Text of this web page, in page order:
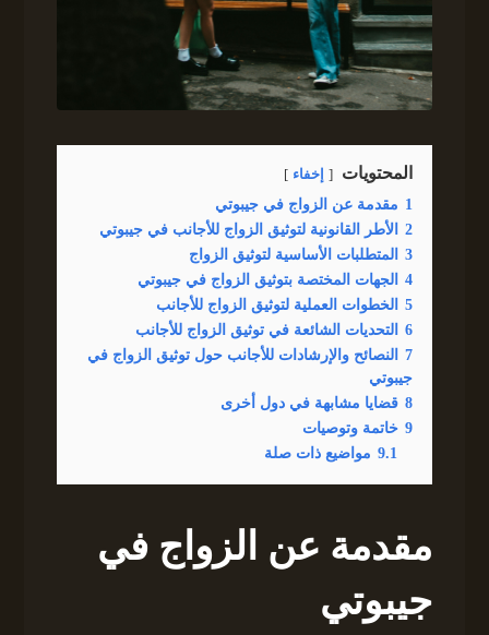
المحتويات إخفاء
1 مقدمة عن الزواج في جيبوتي
2
الأطر القانونية لتوثيق الزواج للأجانب في جيبوتي
3
المتطلبات الأساسية لتوثيق الزواج
4
الجهات المختصة بتوثيق الزواج في جيبوتي
5
الخطوات العملية لتوثيق الزواج للأجانب
6
التحديات الشائعة في توثيق الزواج للأجانب
7
النصائح والإرشادات للأجانب حول توثيق الزواج في
جيبوتي
8 قضايا مشابهة في دول أخرى
9 خاتمة وتوصيات
9.1 مواضيع ذات صلة
مقدمة عن الزواج في
جيبوتي